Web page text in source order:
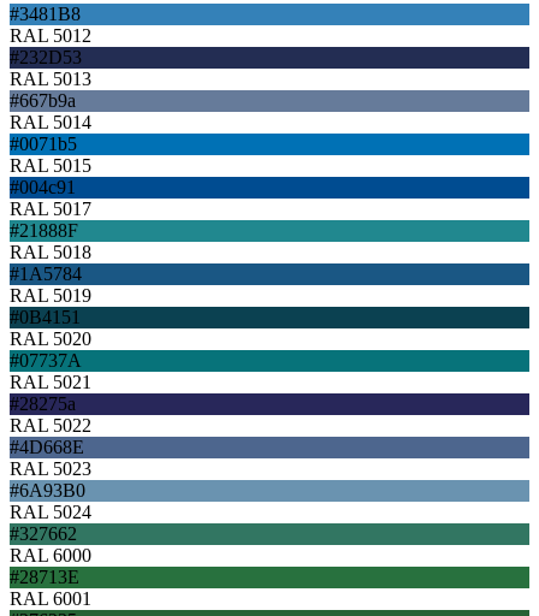
#3481B8
RAL 5012
#232D53
RAL 5013
#667b9a
RAL 5014
#0071b5
RAL 5015
#004c91
RAL 5017
#21888F
RAL 5018
#1A5784
RAL 5019
#0B4151
RAL 5020
#07737A
RAL 5021
#28275a
RAL 5022
#4D668E
RAL 5023
#6A93B0
RAL 5024
#327662
RAL 6000
#28713E
RAL 6001